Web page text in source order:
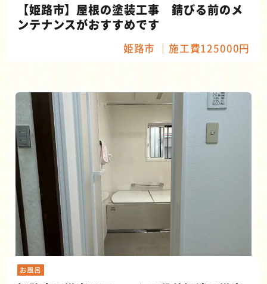
【姫路市】屋根の塗装工事 錆びる前のメ
ンテナンスがおすすめです
姫路市 施工費125000円
お風呂